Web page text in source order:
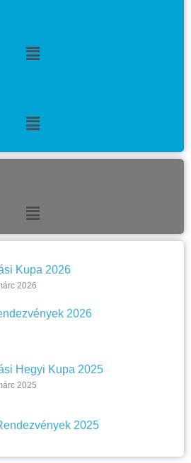
Kupa 2026
2026
2026
Hegyi Kupa 2025
2025
2025